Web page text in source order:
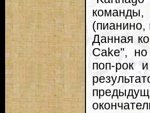
(пианино,
Данная
Cake",
поп-рок